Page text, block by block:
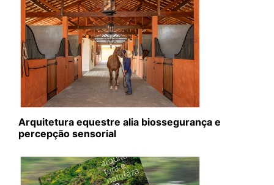
Arquitetura equestre alia biossegurança e
percepção sensorial